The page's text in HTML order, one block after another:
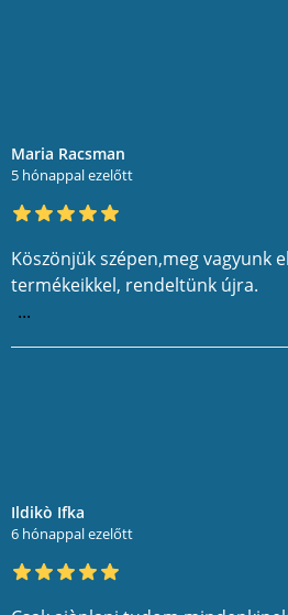
Maria Racsman
5 hónappal ezelőtt
Köszönjük szépen,meg vagyunk
termékeikkel, rendeltünk újra.
...
Ildikò Ifka
6 hónappal ezelőtt